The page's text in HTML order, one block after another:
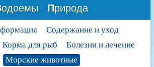
одоемы Природа
Содержание и уход
Корма для рыб
Болезни и лечение
Морские животные